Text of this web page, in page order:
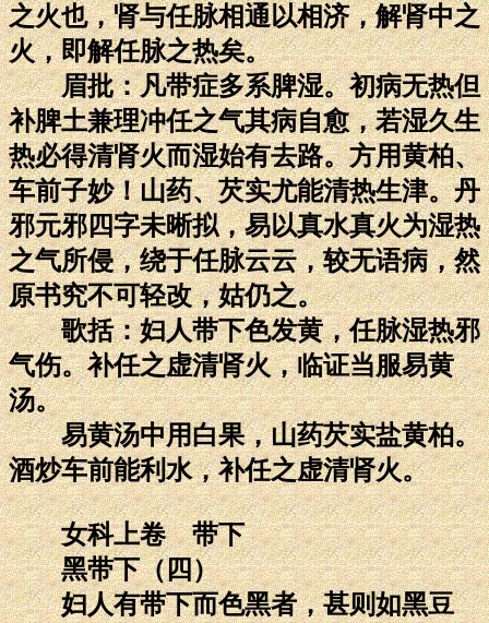
之火也，肾与任脉相通以相济，解肾中之
火，即解任脉之热矣。
眉批：凡带症多系脾湿。初病无热但
补脾土兼理冲任之气其病自愈，若湿久生
热必得清肾火而湿始有去路。方用黄柏、
车前子妙！山药、芡实尤能清热生津。丹
邪元邪四字未晰拟，易以真水真火为湿热
之气所侵，绕于任脉云云，较无语病，然
原书究不可轻改，姑仍之。
歌括：妇人带下色发黄，任脉湿热邪
气伤。补任之虚清肾火，临证当服易黄
汤。
易黄汤中用白果，山药芡实盐黄柏。
酒炒车前能利水，补任之虚清肾火。
女科上卷 带下
黑带下（四）
妇人有带下而色黑者，甚则如黑豆